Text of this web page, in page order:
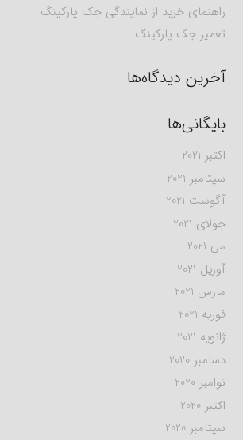
راهنمای خرید از نمایندگی جک پارکینگ
تعمیر جک پارکینگ
آخرین دیدگاه‌ها
بایگانی‌ها
اکتبر 2021
سپتامبر 2021
آگوست 2021
جولای 2021
می 2021
آوریل 2021
مارس 2021
فوریه 2021
ژانویه 2021
دسامبر 2020
نوامبر 2020
اکتبر 2020
سپتامبر 2020